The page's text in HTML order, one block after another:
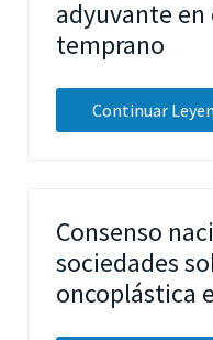
adyuvante en
temprano
Continuar
Consenso
sociedades
oncoplástica